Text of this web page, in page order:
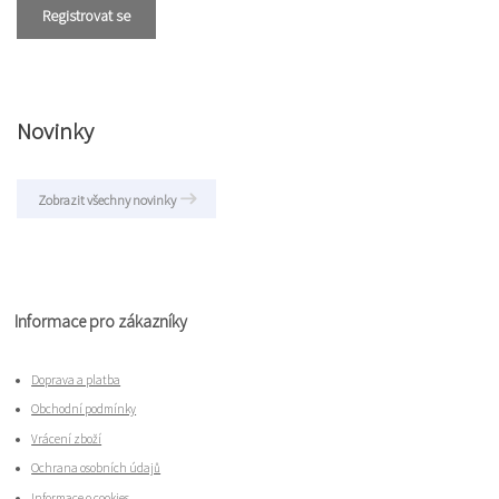
Novinky
Zobrazit všechny novinky
Registrovat se
Informace pro zákazníky
Doprava a platba
Obchodní podmínky
Vrácení zboží
Ochrana osobních údajů